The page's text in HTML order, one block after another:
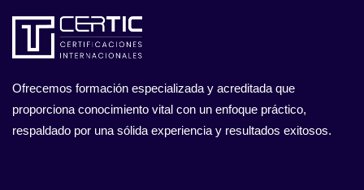
Ofrecemos formación especializada y acreditada que
proporciona conocimiento vital con un enfoque práctico,
respaldado por una sólida experiencia y resultados exitosos.